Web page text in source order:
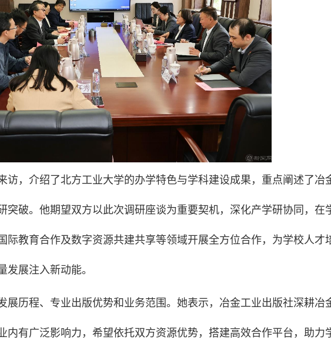
访，介绍了北方工业大学的办学特色与学科建设成果，重点阐述了冶
突破。他期望双方以此次调研座谈为重要契机，深化产学研协同，在
际教育合作及数字资源共建共享等领域开展全方位合作，为学校人才
发展注入新动能。
展历程、专业出版优势和业务范围。她表示，冶金工业出版社深耕冶
内有广泛影响力，希望依托双方资源优势，搭建高效合作平台，助力